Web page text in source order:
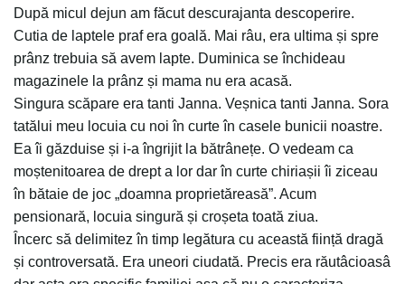
După micul dejun am făcut descurajanta descoperire.
Cutia de laptele praf era goală. Mai râu, era ultima și spre
prânz trebuia să avem lapte. Duminica se închideau
magazinele la prânz și mama nu era acasă.
Singura scăpare era tanti Janna. Veșnica tanti Janna. Sora
tatălui meu locuia cu noi în curte în casele bunicii noastre.
Ea îi găzduise și i-a îngrijit la bătrânețe. O vedeam ca
moștenitoarea de drept a lor dar în curte chiriașii îi ziceau
în bătaie de joc „doamna proprietăreasă”. Acum
pensionară, locuia singură și croșeta toată ziua.
Încerc să delimitez în timp legătura cu această ființă dragă
și controversată. Era uneori ciudată. Precis era răutâcioasâ